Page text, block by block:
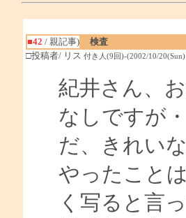
■42 / 親記事)
検査
□投稿者/ リス 付き人(9回)-(2002/10/
紀井さん、
なしですが
だ、きれい
やったこと
く写ると言